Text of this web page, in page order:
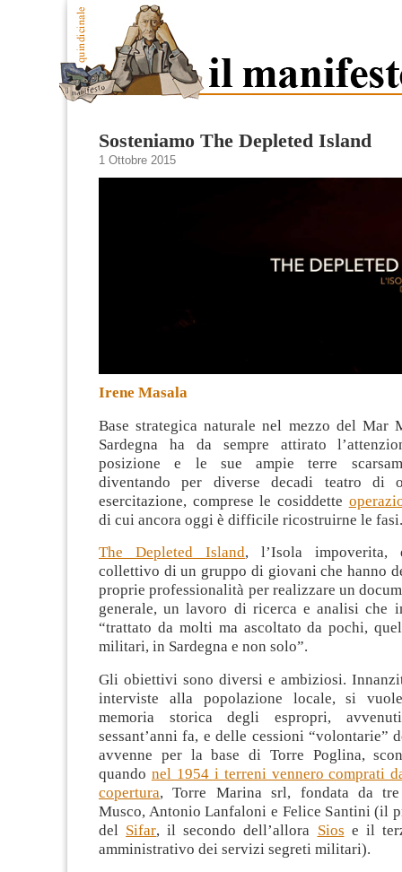
Sosteniamo The Depleted Island
1 Ottobre 2015
Irene Masala
Base strategica naturale nel mezzo del Mar
Sardegna ha da sempre attirato
posizione e le sue ampie terre
diventando per diverse decadi teatro di
esercitazione, comprese le cosiddette
di cui ancora oggi è difficile ricostruirne le fasi.
The Depleted Island, l’Isola impoverita,
collettivo di un gruppo di giovani che hanno
proprie professionalità per realizzare un
generale, un lavoro di ricerca e analisi che
“trattato da molti ma ascoltato da pochi,
militari, in Sardegna e non solo”.
Gli obiettivi sono diversi e ambiziosi.
interviste alla popolazione locale, si
memoria storica degli espropri,
sessant’anni fa, e delle cessioni “volontarie”
avvenne per la base di Torre Poglina,
quando nel 1954 i terreni vennero comprati
copertura, Torre Marina srl, fondata da
Musco, Antonio Lanfaloni e Felice Santini (il
del Sifar, il secondo dell’allora Sios e il
amministrativo dei servizi segreti militari).